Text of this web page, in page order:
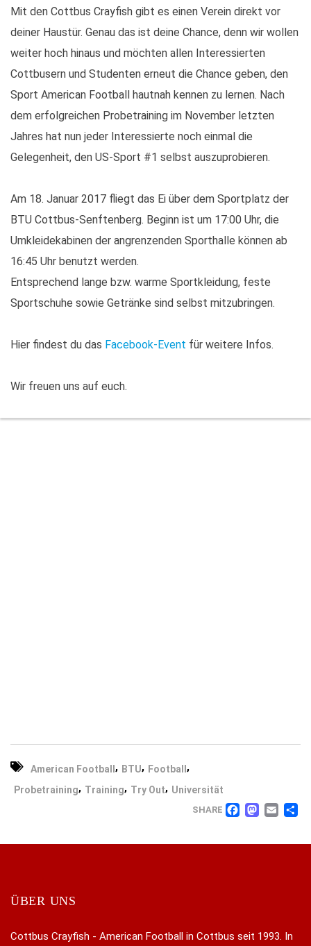
Mit den Cottbus Crayfish gibt es einen Verein direkt vor
deiner Haustür. Genau das ist deine Chance, denn wir wollen
weiter hoch hinaus und möchten allen Interessierten
Cottbusern und Studenten erneut die Chance geben, den
Sport American Football hautnah kennen zu lernen. Nach
dem erfolgreichen Probetraining im November letzten
Jahres hat nun jeder Interessierte noch einmal die
Gelegenheit, den US-Sport #1 selbst auszuprobieren.
Am 18. Januar 2017 fliegt das Ei über dem Sportplatz der
BTU Cottbus-Senftenberg. Beginn ist um 17:00 Uhr, die
Umkleidekabinen der angrenzenden Sporthalle können ab
16:45 Uhr benutzt werden.
Entsprechend lange bzw. warme Sportkleidung, feste
Sportschuhe sowie Getränke sind selbst mitzubringen.
Hier findest du das Facebook-Event für weitere Infos.
Wir freuen uns auf euch.
American Football , BTU, Football ,
Probetraining, Training, Try Out, Universität
SHARE
ÜBER UNS
Cottbus Crayfish - American Football in Cottbus seit 1993. In